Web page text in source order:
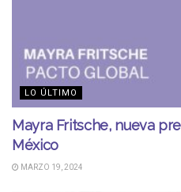
LO ÚLTIMO
Mayra Fritsche, nueva
México
MARZO 19, 2024